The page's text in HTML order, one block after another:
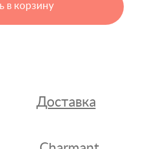
в корзину
Доставка